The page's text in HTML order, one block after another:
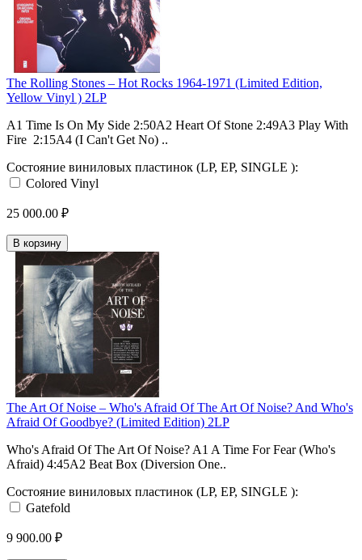
The Rolling Stones – Hot Rocks 1964-1971 (Limited Edition,
Yellow Vinyl ) 2LP
A1 Time Is On My Side 2:50A2 Heart Of Stone 2:49A3 Play With
Fire 2:15A4 (I Can't Get No) ..
Состояние виниловых пластинок (LP, EP, SINGLE ):
Colored Vinyl
25 000.00 ₽
В корзину
The Art Of Noise – Who's Afraid Of The Art Of Noise? And Who's
Afraid Of Goodbye? (Limited Edition) 2LP
Who's Afraid Of The Art Of Noise? A1 A Time For Fear (Who's
Afraid) 4:45A2 Beat Box (Diversion One..
Состояние виниловых пластинок (LP, EP, SINGLE ):
Gatefold
9 900.00 ₽